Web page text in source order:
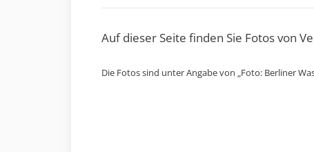
Auf dieser Seite finden Sie Fotos von
Die Fotos sind unter Angabe von „Foto: Berliner